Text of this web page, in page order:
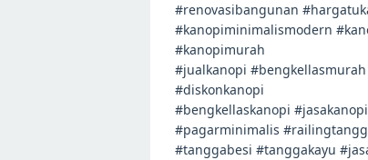
#renovasibangunan
#kanopiminimalismodern
#kanopimurah
#jualkanopi
#diskonkanopi
#bengkellaskanopi
#pagarminimalis
#tanggabesi #tanggakayu